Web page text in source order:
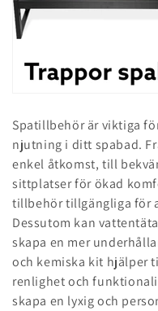
Spatillbehör är viktiga
njutning i ditt spabad.
enkel åtkomst, till
sittplatser för ökad
tillbehör tillgängliga för
Dessutom kan
skapa en mer
och kemiska kit hjälper
renlighet och
skapa en lyxig och